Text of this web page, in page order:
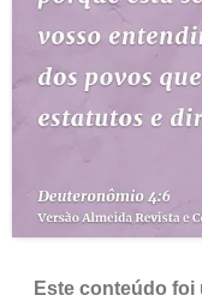
Este conteúdo foi